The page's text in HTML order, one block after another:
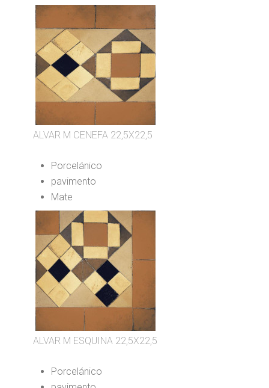
ALVAR M CENEFA 22,5X22,5
Porcelánico
pavimento
Mate
ALVAR M ESQUINA 22,5X22,5
Porcelánico